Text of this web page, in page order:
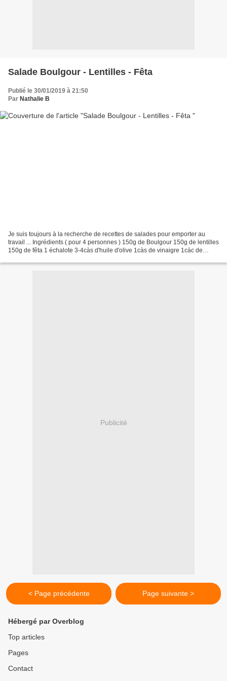
Salade Boulgour - Lentilles - Fêta
Publié le 30/01/2019 à 21:50
Par Nathalie B
Je suis toujours à la recherche de recettes de salades pour emporter au
travail ... Ingrédients ( pour 4 personnes ) 150g de Boulgour 150g de lentilles
150g de fêta 1 échalote 3-4càs d'huile d'olive 1càs de vinaigre 1càc de
Publicité
< Page précédente Page suivante >
Hébergé par Overblog
Top articles
Pages
Contact